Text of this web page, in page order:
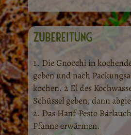
ZUBEREITUNG
Die Gnocchi in
geben und nach
kochen. 2 El des
Schüssel geben, dann
Das Hanf-Pesto
Pfanne erwärmen.